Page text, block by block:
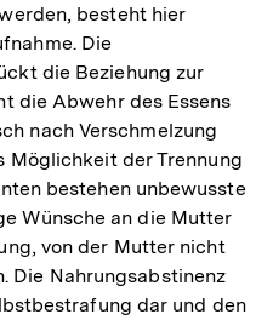
besteht hier
Die
die Beziehung zur
die Abwehr des Essens
nach Verschmelzung
der Trennung
bestehen unbewusste
Wünsche an die Mutter
von der Mutter nicht
Die Nahrungsabstinenz
dar und den